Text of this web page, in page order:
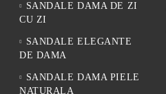
SANDALE DAMA DE ZI
CU ZI
SANDALE ELEGANTE
DE DAMA
SANDALE DAMA PIELE
NATURALA